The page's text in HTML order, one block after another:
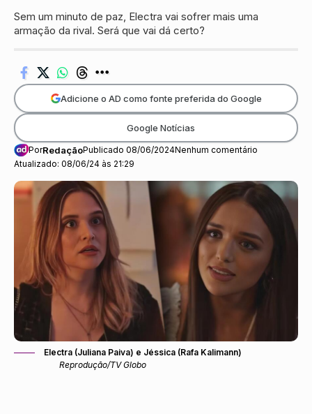
Sem um minuto de paz, Electra vai sofrer mais uma
armação da rival. Será que vai dá certo?
Atualizado: 08/06/24 às 21:29
PorRedaçãoPublicado 08/06/2024Nenhum comentário
Adicione o AD como fonte preferida do Google
Google Notícias
Electra (Juliana Paiva) e Jéssica (Rafa Kalimann)
Reprodução/TV Globo